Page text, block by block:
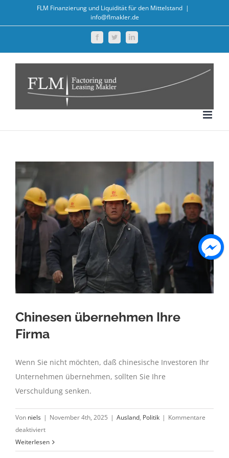
FLM Finanzierung und Liquidität für den Mittelstand |
info@flmakler.de
FacebookTwitterLinkedIn
Chinesen übernehmen Ihre
Firma
Wenn Sie nicht möchten, daß chinesische Investoren Ihr
Unternehmen übernehmen, sollten Sie Ihre
Verschuldung senken.
Von niels | November 4th, 2025 | Ausland, Politik | Kommentare
deaktiviertfür
Chinesen
übernehmen
Weiterlesen